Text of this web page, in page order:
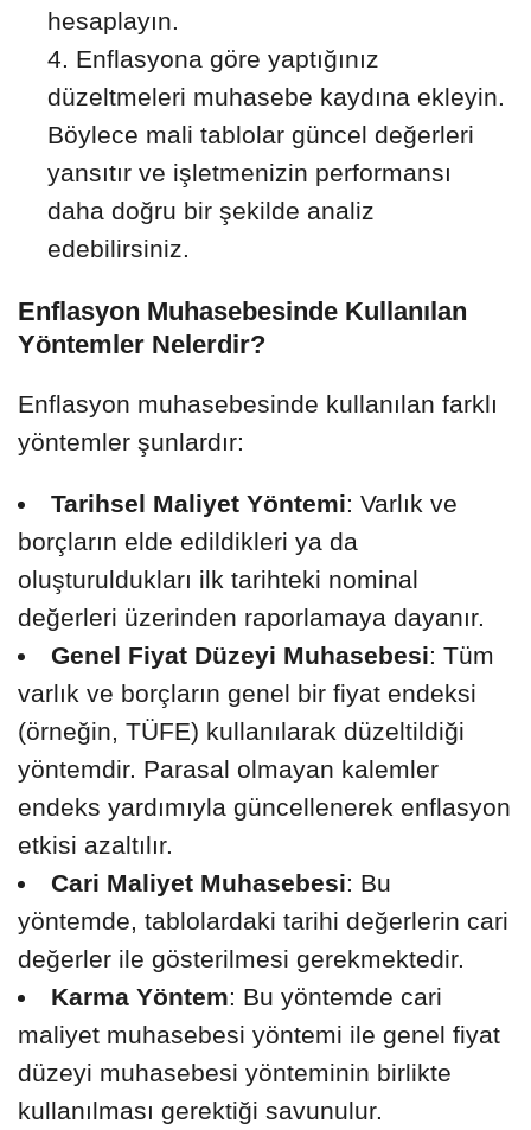
hesaplayın.
Enflasyona göre yaptığınız
düzeltmeleri muhasebe kaydına ekleyin.
Böylece mali tablolar güncel değerleri
yansıtır ve işletmenizin performansı
daha doğru bir şekilde analiz
edebilirsiniz.
Enflasyon Muhasebesinde Kullanılan
Yöntemler Nelerdir?
Enflasyon muhasebesinde kullanılan farklı
yöntemler şunlardır:
Tarihsel Maliyet Yöntemi: Varlık ve
borçların elde edildikleri ya da
oluşturuldukları ilk tarihteki nominal
değerleri üzerinden raporlamaya dayanır.
Genel Fiyat Düzeyi Muhasebesi: Tüm
varlık ve borçların genel bir fiyat endeksi
(örneğin, TÜFE) kullanılarak düzeltildiği
yöntemdir. Parasal olmayan kalemler
endeks yardımıyla güncellenerek enflasyon
etkisi azaltılır.
Cari Maliyet Muhasebesi: Bu
yöntemde, tablolardaki tarihi değerlerin cari
değerler ile gösterilmesi gerekmektedir.
Karma Yöntem: Bu yöntemde cari
maliyet muhasebesi yöntemi ile genel fiyat
düzeyi muhasebesi yönteminin birlikte
kullanılması gerektiği savunulur.